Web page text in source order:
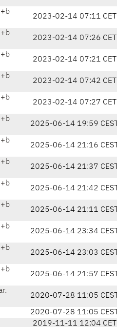
2023-02-14 07:11 CET
2023-02-14 07:26 CET
2023-02-14 07:21 CET
2023-02-14 07:42 CET
2023-02-14 07:27 CET
2025-06-14 19:59 CEST
2025-06-14 21:16 CEST
2025-06-14 21:37 CEST
2025-06-14 21:42 CEST
2025-06-14 21:11 CEST
2025-06-14 23:34 CEST
2025-06-14 23:03 CEST
2025-06-14 21:57 CEST
2020-07-28 11:05 CEST
2020-07-28 11:05 CEST
2019-11-11 12:04 CET